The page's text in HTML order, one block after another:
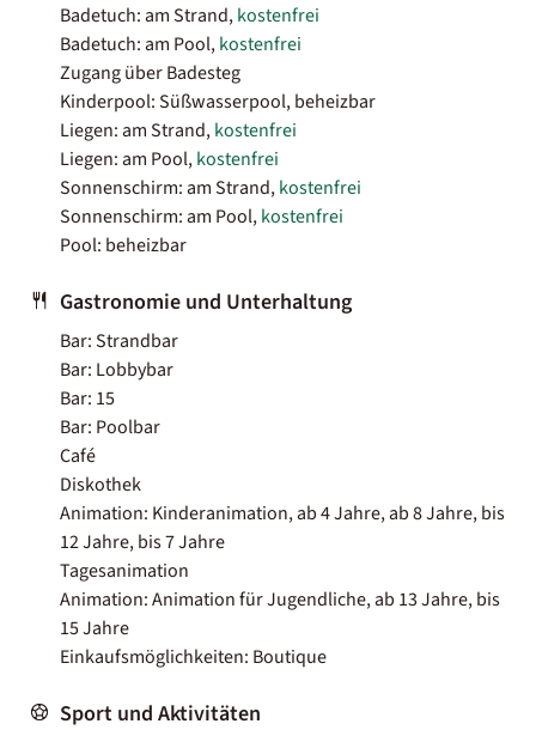
Badetuch: am Strand,kostenfrei
Badetuch: am Pool,kostenfrei
Zugang über Badesteg
Kinderpool: Süßwasserpool, beheizbar
Liegen: am Strand,kostenfrei
Liegen: am Pool,kostenfrei
Sonnenschirm: am Strand,kostenfrei
Sonnenschirm: am Pool,kostenfrei
Pool: beheizbar
Gastronomie und Unterhaltung
Bar: Strandbar
Bar: Lobbybar
Bar: 15
Bar: Poolbar
Café
Diskothek
Animation: Kinderanimation, ab 4 Jahre, ab 8 Jahre, bis
12 Jahre, bis 7 Jahre
Tagesanimation
Animation: Animation für Jugendliche, ab 13 Jahre, bis
15 Jahre
Einkaufsmöglichkeiten: Boutique
Sport und Aktivitäten